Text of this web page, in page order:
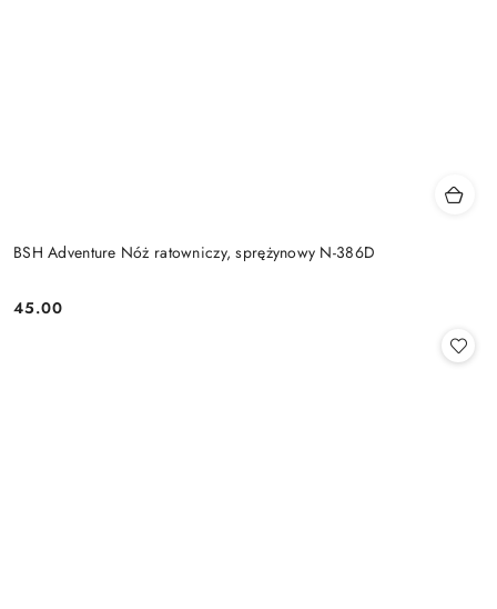
BSH Adventure Nóż ratowniczy, sprężynowy N-386D
Cena:
45.00